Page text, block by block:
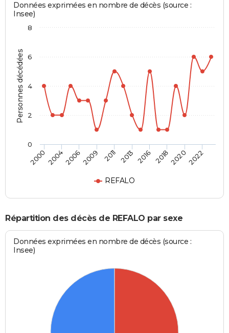
Personnes décédées
Données exprimées en nombre de décès (source :
Insee)
REFALO
2000200420062009 2011 2013 2016 201820202022
0
2
4
6
8
Répartition des décès de REFALO par sexe
Données exprimées en nombre de décès (source :
Insee)